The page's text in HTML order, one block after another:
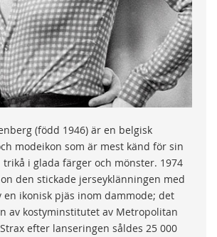
(född 1946) är en belgisk
modeikon som är mest känd för sin
i glada färger och mönster. 1974
den stickade jerseyklänningen med
en ikonisk pjäs inom dammode; det
av kostyminstitutet av Metropolitan
efter lanseringen såldes 25 000